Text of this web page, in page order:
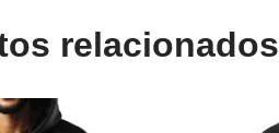
relacionados